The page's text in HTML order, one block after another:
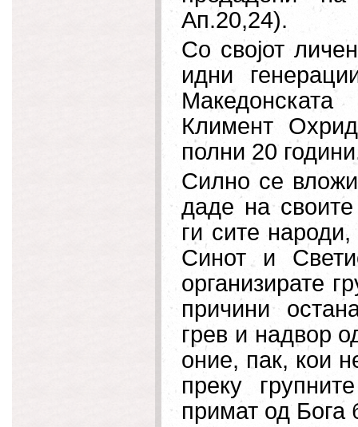
Ап.20,24).
Со својот
идни
Македонската
Климент
полни 20
Силно се
даде на своите
ги сите
Синот и
организирате
причини
грев и надвор
оние, пак, кои
преку
примат од Бога